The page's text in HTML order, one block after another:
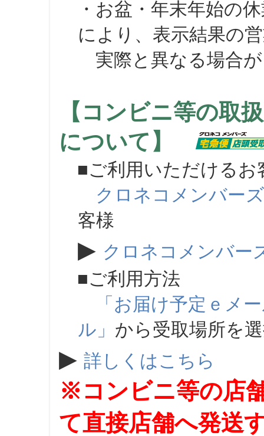
・お盆・年末年始の
により、表示結果の
実際と異なる場合が
【コンビニ等の取
について】
■ご利用いただけるお
クロネコメンバーズ
客様
▶ クロネコメンバー
■ご利用方法
「お届け予定ｅメ
ル」 から受取場所を
▶ 詳しくはこちら
※コンビニ等の店
て直接店舗へ発送